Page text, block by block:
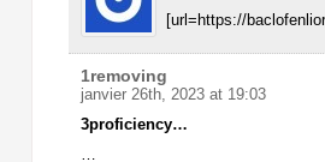
[url=https://
1removing
janvier 26th, 2023 at 19:03
3proficiency…